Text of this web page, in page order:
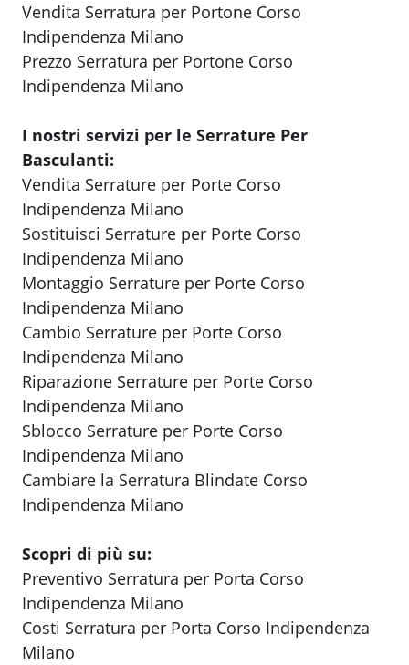
Vendita Serratura per Portone Corso
Indipendenza Milano
Prezzo Serratura per Portone Corso
Indipendenza Milano
I nostri servizi per le Serrature Per
Basculanti:
Vendita Serrature per Porte Corso
Indipendenza Milano
Sostituisci Serrature per Porte Corso
Indipendenza Milano
Montaggio Serrature per Porte Corso
Indipendenza Milano
Cambio Serrature per Porte Corso
Indipendenza Milano
Riparazione Serrature per Porte Corso
Indipendenza Milano
Sblocco Serrature per Porte Corso
Indipendenza Milano
Cambiare la Serratura Blindate Corso
Indipendenza Milano
Scopri di più su:
Preventivo Serratura per Porta Corso
Indipendenza Milano
Costi Serratura per Porta Corso Indipendenza
Milano